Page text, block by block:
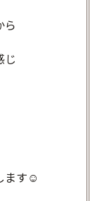
ら
じ
ます☺️